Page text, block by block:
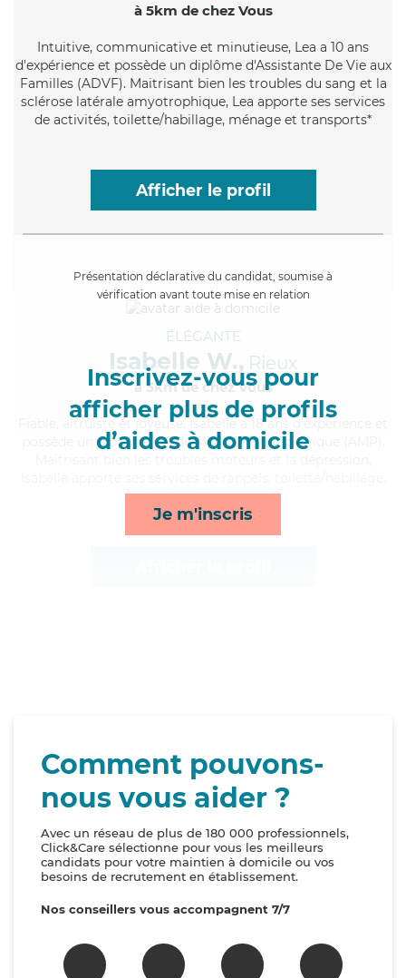
à 5km de chez Vous
Intuitive, communicative et minutieuse, Lea a 10 ans
d'expérience et possède un diplôme d'Assistante De Vie aux
Familles (ADVF). Maitrisant bien les troubles du sang et la
sclérose latérale amyotrophique, Lea apporte ses services
de activités, toilette/habillage, ménage et transports*
Afficher le profil
Présentation déclarative du candidat, soumise à
vérification avant toute mise en relation
Inscrivez-vous pour
afficher plus de profils
d’aides à domicile
Je m'inscris
ÉLÉGANTE
Isabelle W., Rieux
à 5km de chez Vous
, altruiste et joyeuse, Isabelle a 18 ans d'expérience et
possède un diplôme d'Aide Médico-Psychologique (AMP).
activités et transports*
Comment pouvons-
nous vous aider ?
Avec un réseau de plus de 180 000 professionnels,
Click&Care sélectionne pour vous les meilleurs
candidats pour votre maintien à domicile ou vos
besoins de recrutement en établissement.
Nos conseillers vous accompagnent 7/7